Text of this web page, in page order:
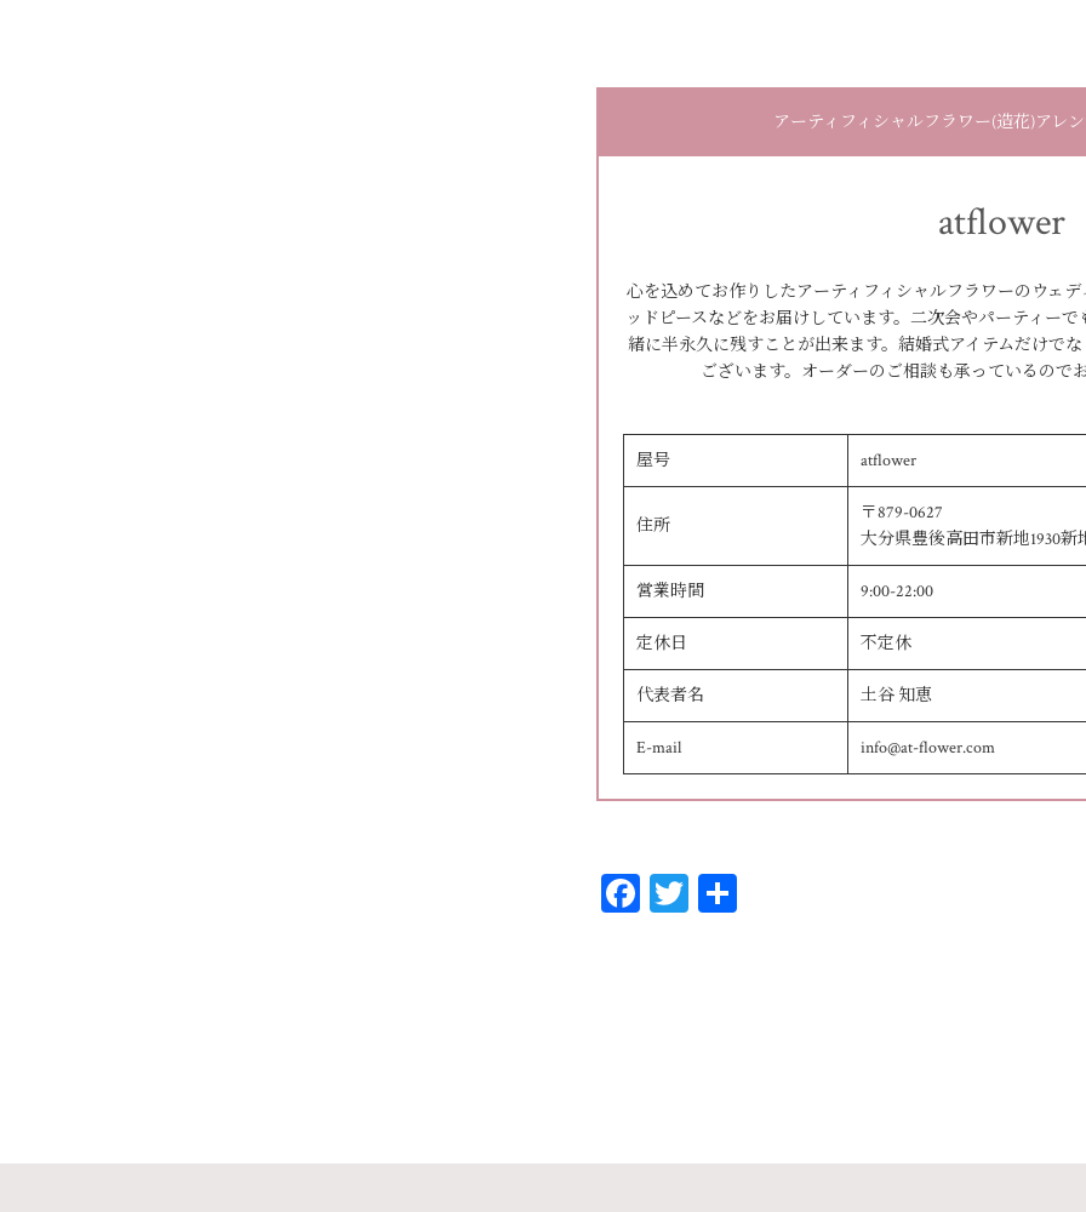
アーティフィシャルフラワー(造花)アレ
atflower
心を込めてお作りしたアーティフィシャルフラワーのウェ
ッドピースなどをお届けしています。二次会やパーティー
緒に半永久に残すことが出来ます。結婚式アイテムだけで
ございます。オーダーのご相談も承っているので
屋号 atflower
住所
〒879-0627
大分県豊後高田市新地1930新
営業時間 9:00-22:00
定休日 不定休
代表者名 土谷 知恵
E-mail info@at-flower.com
Fa T